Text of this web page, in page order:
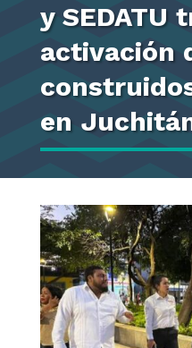
y SEDATU
activación
en